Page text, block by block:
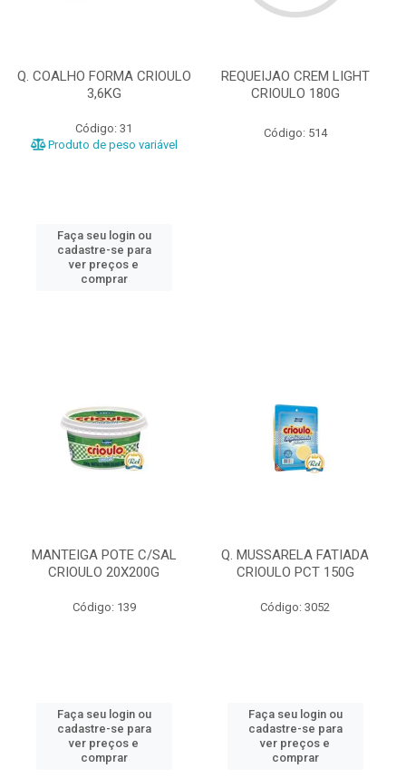
Q. COALHO FORMA CRIOULO
3,6KG
Código: 31
Produto de peso variável
Faça seu login ou
cadastre-se para
ver preços e
comprar
REQUEIJAO CREM LIGHT
CRIOULO 180G
Código: 514
MANTEIGA POTE C/SAL
CRIOULO 20X200G
Código: 139
Faça seu login ou
cadastre-se para
ver preços e
comprar
Q. MUSSARELA FATIADA
CRIOULO PCT 150G
Código: 3052
Faça seu login ou
cadastre-se para
ver preços e
comprar